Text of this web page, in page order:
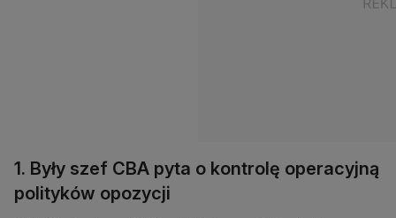
1. Były szef CBA pyta o kontrolę operacyjną
polityków opozycji